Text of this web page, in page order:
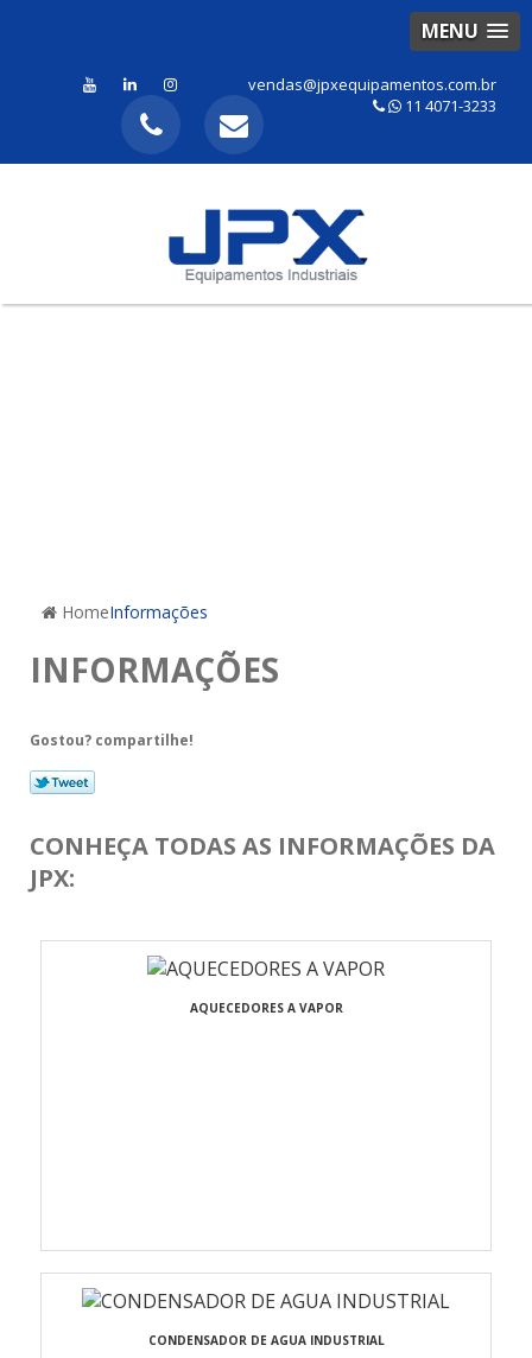
MENU
vendas@jpxequipamentos.com.br
11 4071-3233
HomeInformações
INFORMAÇÕES
Gostou? compartilhe!
CONHEÇA TODAS AS INFORMAÇÕES DA
JPX:
AQUECEDORES A VAPOR
CONDENSADOR DE AGUA INDUSTRIAL